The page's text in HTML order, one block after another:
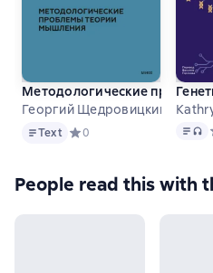
Методологические
Георгий Щедровицкий
TextText Средний рейтинг 0 на
0 Text,
People read this with